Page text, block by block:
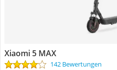
Xiaomi 5 MAX
142 Bewertungen